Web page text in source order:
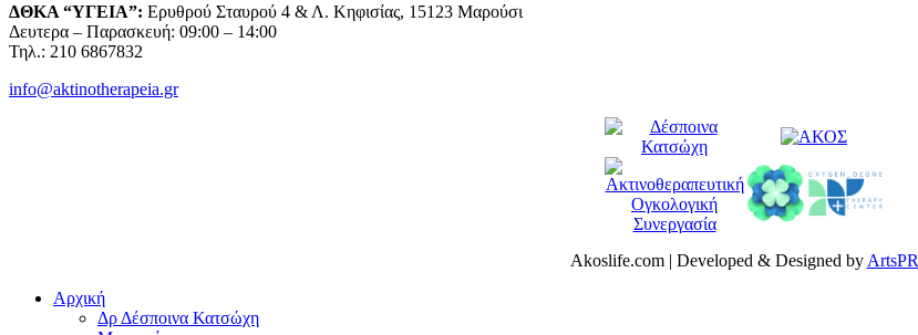
ΔΘΚΑ “ΥΓΕΙΑ”: Ερυθρού Σταυρού 4 & Λ. Κηφισίας, 15123 Μαρούσι
Δευτερα – Παρασκευή: 09:00 – 14:00
Τηλ.: 210 6867832
info@aktinotherapeia.gr
Akoslife.com | Developed & Designed by ArtsPR
Αρχική
Δρ Δέσποινα Κατσώχη